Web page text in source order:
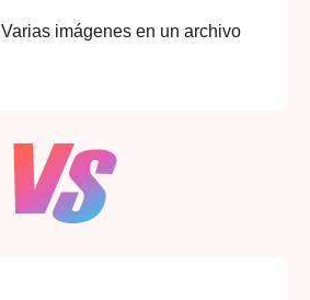
Varias imágenes en un archivo